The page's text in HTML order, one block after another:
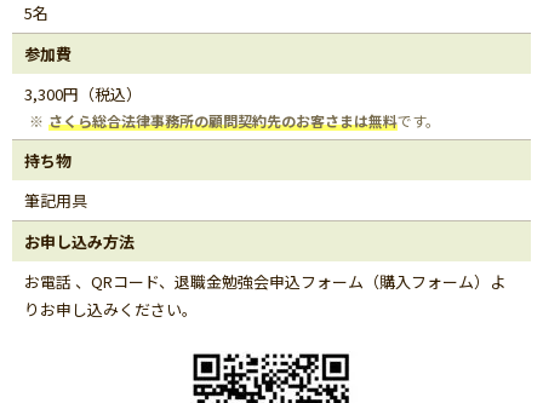
5名
参加費
3,300円（税込）
さくら総合法律事務所の顧問契約先のお客さまは無料です。
持ち物
筆記用具
お申し込み方法
お電話 、QRコード、退職金勉強会申込フォーム（購入フォーム）よ
りお申し込みください。